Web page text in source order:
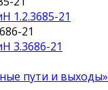
1.2.3685-21
3.3686-21
пути и выходы»